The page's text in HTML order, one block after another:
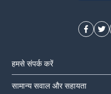
हमसे संपर्क करें
सामान्य सवाल और सहायता